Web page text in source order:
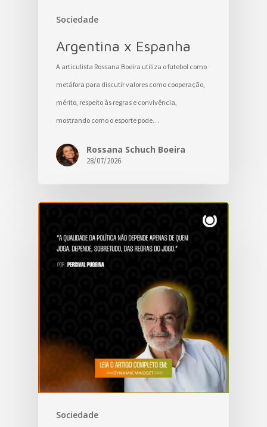
Sociedade
Argentina x Espanha
A articulista Rossana Boeira utiliza o futebol como
metáfora para discutir valores como cooperação,
mérito, respeito às regras e convivência,
mostrando como o esporte pode…
Rossana Schuch Boeira
28/07/2026
Sociedade